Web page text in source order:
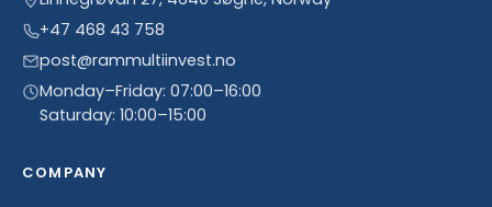
+47 468 43 758
post@rammultiinvest.no
Monday–Friday: 07:00–16:00
Saturday: 10:00–15:00
COMPANY